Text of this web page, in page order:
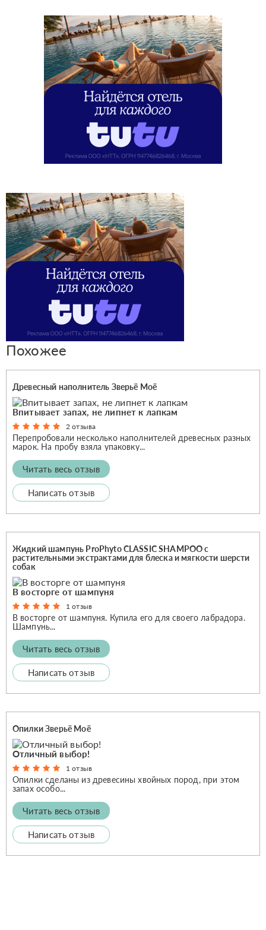
Похожее
Древесный наполнитель Зверьё Моё
Впитывает запах, не липнет к лапкам
2 отзыва
Перепробовали несколько наполнителей древесных разных
марок. На пробу взяла упаковку...
Читать весь отзыв
Написать отзыв
Жидкий шампунь ProPhyto CLASSIC SHAMPOO с
растительными экстрактами для блеска и мягкости шерсти
собак
В восторге от шампуня
1 отзыв
В восторге от шампуня. Купила его для своего лабрадора.
Шампунь...
Читать весь отзыв
Написать отзыв
Опилки Зверьё Моё
Отличный выбор!
1 отзыв
Опилки сделаны из древесины хвойных пород, при этом
запах особо...
Читать весь отзыв
Написать отзыв